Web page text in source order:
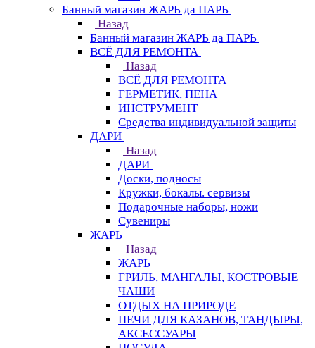
Банный магазин ЖАРЬ да ПАРЬ
Назад
Банный магазин ЖАРЬ да ПАРЬ
ВСЁ ДЛЯ РЕМОНТА
Назад
ВСЁ ДЛЯ РЕМОНТА
ГЕРМЕТИК, ПЕНА
ИНСТРУМЕНТ
Средства индивидуальной защиты
ДАРИ
Назад
ДАРИ
Доски, подносы
Кружки, бокалы. сервизы
Подарочные наборы, ножи
Сувениры
ЖАРЬ
Назад
ЖАРЬ
ГРИЛЬ, МАНГАЛЫ, КОСТРОВЫЕ
ЧАШИ
ОТДЫХ НА ПРИРОДЕ
ПЕЧИ ДЛЯ КАЗАНОВ, ТАНДЫРЫ,
АКСЕССУАРЫ